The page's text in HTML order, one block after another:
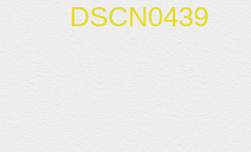
DSCN0439